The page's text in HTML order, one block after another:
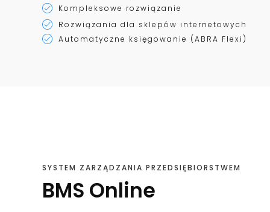
Kompleksowe rozwiązanie
Rozwiązania dla sklepów internetowych
Automatyczne księgowanie (ABRA Flexi)
SYSTEM ZARZĄDZANIA PRZEDSIĘBIORSTWEM
BMS Online